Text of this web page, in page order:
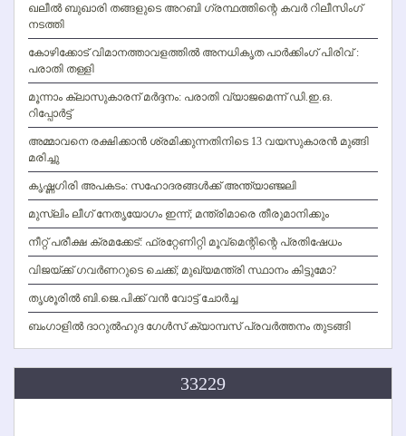
ഖലീല്‍ ബുഖാരി തങ്ങളുടെ അറബി ഗ്രന്ഥത്തിന്റെ കവര്‍ റിലീസിംഗ്
നടത്തി
കോഴിക്കോട് വിമാനത്താവളത്തില്‍ അനധികൃത പാര്‍ക്കിംഗ് പിരിവ് :
പരാതി തള്ളി
മൂന്നാം ക്ലാസുകാരന് മര്‍ദ്ദനം: പരാതി വ്യാജമെന്ന് ഡി.ഇ.ഒ.
റിപ്പോര്‍ട്ട്
അമ്മാവനെ രക്ഷിക്കാന്‍ ശ്രമിക്കുന്നതിനിടെ 13 വയസുകാരന്‍ മുങ്ങി
മരിച്ചു
കൃഷ്ണഗിരി അപകടം: സഹോദരങ്ങള്‍ക്ക് അന്ത്യാഞ്ജലി
മുസ്ലിം ലീഗ് നേതൃയോഗം ഇന്ന്; മന്ത്രിമാരെ തീരുമാനിക്കും
നീറ്റ് പരീക്ഷ ക്രമക്കേട്: ഫ്രറ്റേണിറ്റി മൂവ്‌മെന്റിന്റെ പ്രതിഷേധം
വിജയ്ക്ക് ഗവര്‍ണറുടെ ചെക്ക്; മുഖ്യമന്ത്രി സ്ഥാനം കിട്ടുമോ?
തൃശൂരില്‍ ബി.ജെ.പിക്ക് വന്‍ വോട്ട് ചോര്‍ച്ച
ബംഗാളില്‍ ദാറുല്‍ഹുദ ഗേള്‍സ് ക്യാമ്പസ് പ്രവര്‍ത്തനം തുടങ്ങി
33229